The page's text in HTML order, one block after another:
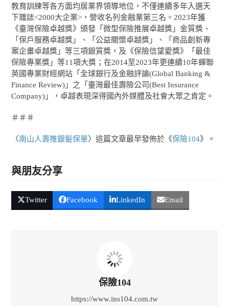
教育訓練等各方面均居業界領導地位，不僅連續多年入選天
下雜誌<2000大企業>，營收名列金融業第三名。2023年獲
《臺灣保險卓越獎》頒發「微型保險推展卓越獎」金質獎、
「保戶服務卓越獎」、「公益關懷卓越獎」、「商品創新專
案企畫卓越獎」等三項銀質獎，及《保險信望愛獎》「最佳
保險專業獎」等11項大獎；在2014至2023年更連續10年蟬聯
英國專業財經網站「全球銀行及金融評論(Global Banking &
Finance Review)」之「臺灣最佳壽險公司(Best Insurance
Company)」，卓越表現深得國內外媒體及社會大眾之肯定。
＃＃＃
〈南山人壽推銀髮保單〉這篇文章最早發佈於《保險104》。
與朋友分享
Twitter Facebook LinkedIn Email
保險104
https://www.ins104.com.tw